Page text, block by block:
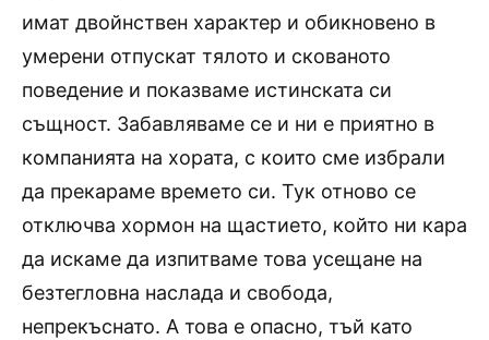
имат двойнствен характер и обикновено в
умерени отпускат тялото и скованото
поведение и показваме истинската си
същност. Забавляваме се и ни е приятно в
компанията на хората, с които сме избрали
да прекараме времето си. Тук отново се
отключва хормон на щастието, който ни кара
да искаме да изпитваме това усещане на
безтегловна наслада и свобода,
непрекъснато. А това е опасно, тъй като